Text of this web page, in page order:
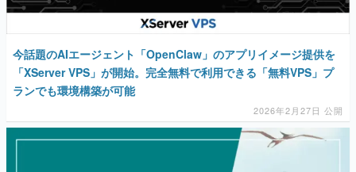
今話題のAIエージェント「OpenClaw」のアプリイメージ提供を
「XServer VPS」が開始。完全無料で利用できる「無料VPS」プ
ランでも環境構築が可能
2026年2月27日 公開